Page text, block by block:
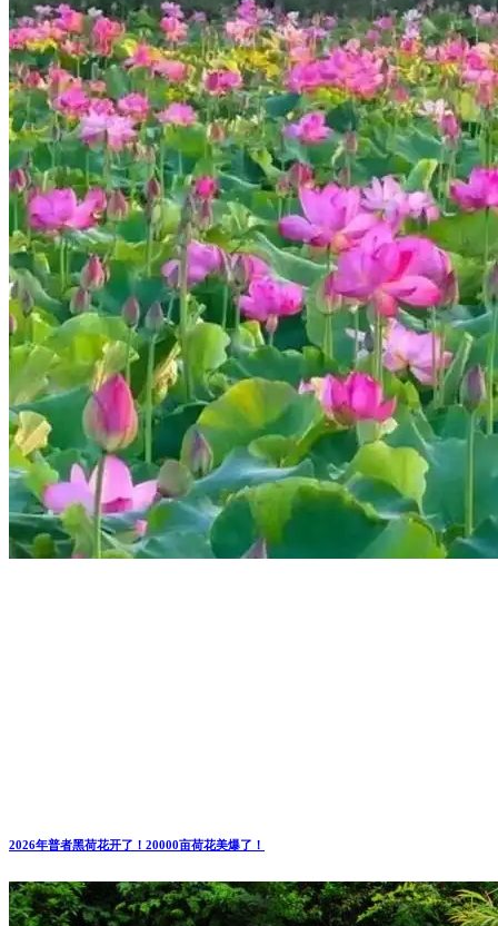
2026年普者黑荷花开了！20000亩荷花美爆了！